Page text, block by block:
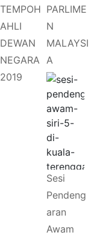
TEMPOH
AHLI
DEWAN
NEGARA
2019
PARLIME
N
MALAYSI
A
Sesi
Pendeng
aran
Awam